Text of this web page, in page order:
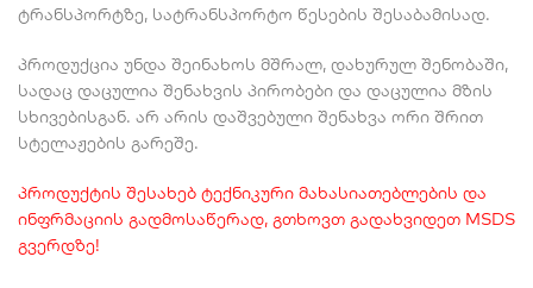
ტრანსპორტზე, სატრანსპორტო წესების შესაბამისად.
პროდუქცია უნდა შეინახოს მშრალ, დახურულ შენობაში,
სადაც დაცულია შენახვის პირობები და დაცულია მზის
სხივებისგან. არ არის დაშვებული შენახვა ორი შრით
სტელაჟების გარეშე.
პროდუქტის შესახებ ტექნიკური მახასიათებლების და
ინფრმაციის გადმოსაწერად, გთხოვთ გადახვიდეთ MSDS
გვერდზე!